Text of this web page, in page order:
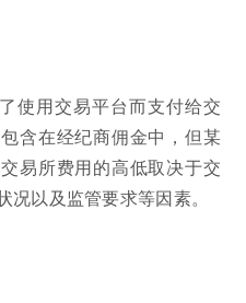
使用交易平台而支付给交
含在经纪商佣金中，但某
易所费用的高低取决于交
以及监管要求等因素。